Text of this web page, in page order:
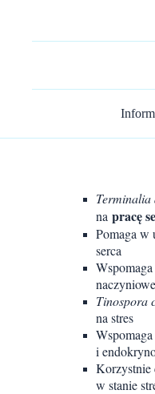
na pracę
Pomaga w
serca
Tinospora
na stres
i
Korzystnie
w stanie